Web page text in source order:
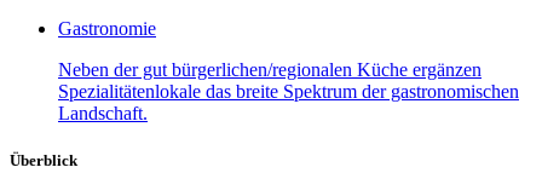
Gastronomie
Neben der gut bürgerlichen/regionalen Küche ergänzen
Spezialitätenlokale das breite Spektrum der gastronomischen
Landschaft.
Überblick